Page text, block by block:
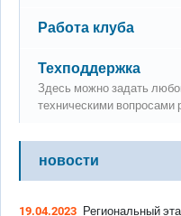
Нет новых сообщений
Работа клуба
Нет новых сообщений
Техподдержка
Здесь можно задать
техническими вопросами
новости
19.04.2023 Региональный